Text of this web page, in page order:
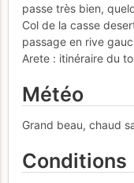
passe très bien,
Col de la casse
passage en rive
Arete : itinéraire du
Météo
Grand beau, chaud
Conditions